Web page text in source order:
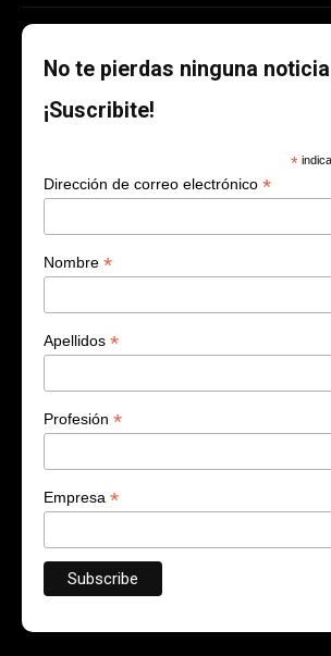
No te pierdas ninguna noticia
¡Suscribite!
*
Dirección de correo electrónico *
Nombre *
Apellidos *
Profesión *
Empresa *